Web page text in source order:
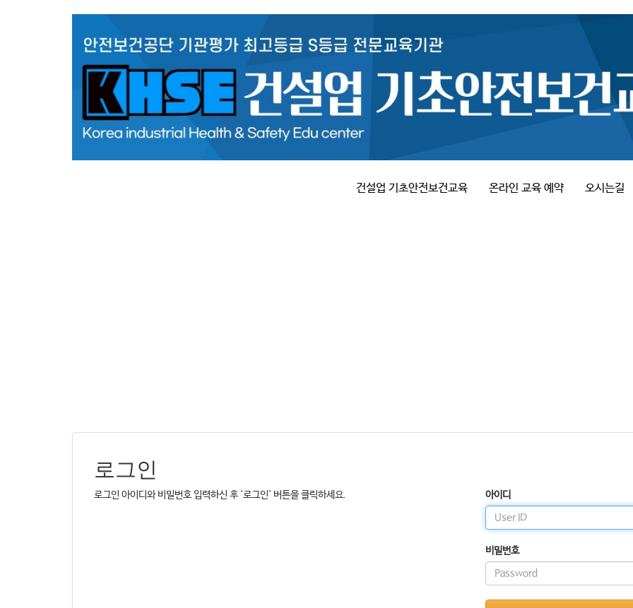
건설업 기초안전보건교육 온라인 교육 예약 오시는길
로그인
로그인 아이디와 비밀번호 입력하신 후 '로그인' 버튼을 클릭하세요. 아이디
비밀번호